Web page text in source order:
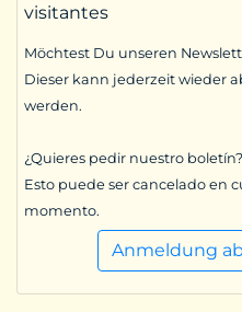
visitantes
Möchtest Du unseren
Dieser kann jederzeit wieder
werden.
¿Quieres pedir nuestro boletín?
Esto puede ser cancelado en
momento.
Anmeldung